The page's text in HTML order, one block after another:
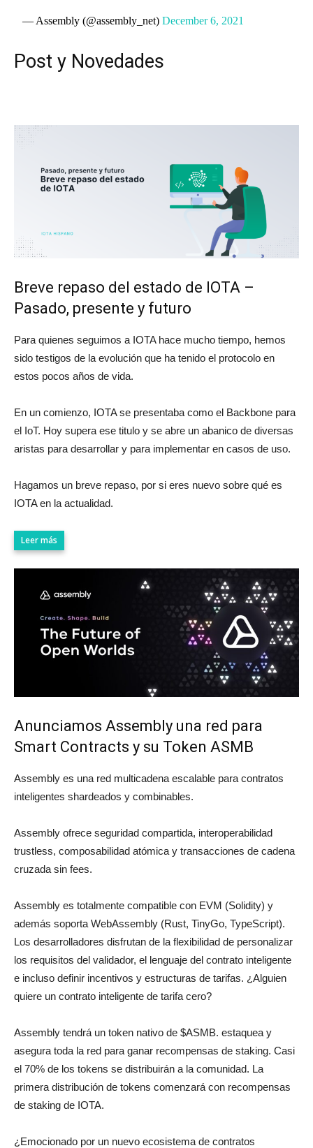
— Assembly (@assembly_net)December 6, 2021
Post y Novedades
Breve repaso del estado de IOTA –
Pasado, presente y futuro
Para quienes seguimos a IOTA hace mucho tiempo, hemos
sido testigos de la evolución que ha tenido el protocolo en
estos pocos años de vida.
En un comienzo, IOTA se presentaba como el Backbone para
el IoT. Hoy supera ese titulo y se abre un abanico de diversas
aristas para desarrollar y para implementar en casos de uso.
Hagamos un breve repaso, por si eres nuevo sobre qué es
IOTA en la actualidad.
Leer más
Anunciamos Assembly una red para
Smart Contracts y su Token ASMB
Assembly es una red multicadena escalable para contratos
inteligentes shardeados y combinables.
Assembly ofrece seguridad compartida, interoperabilidad
trustless, composabilidad atómica y transacciones de cadena
cruzada sin fees.
Assembly es totalmente compatible con EVM (Solidity) y
además soporta WebAssembly (Rust, TinyGo, TypeScript).
Los desarrolladores disfrutan de la flexibilidad de personalizar
los requisitos del validador, el lenguaje del contrato inteligente
e incluso definir incentivos y estructuras de tarifas. ¿Alguien
quiere un contrato inteligente de tarifa cero?
Assembly tendrá un token nativo de $ASMB. estaquea y
asegura toda la red para ganar recompensas de staking. Casi
el 70% de los tokens se distribuirán a la comunidad. La
primera distribución de tokens comenzará con recompensas
de staking de IOTA.
¿Emocionado por un nuevo ecosistema de contratos